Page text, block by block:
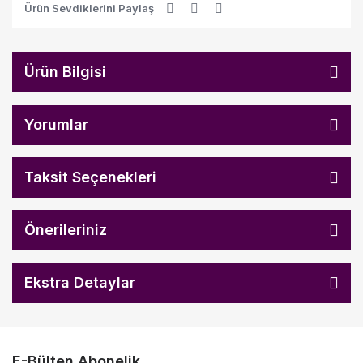
Ürün Sevdiklerini Paylaş
Ürün Bilgisi
Yorumlar
Taksit Seçenekleri
Önerileriniz
Ekstra Detaylar